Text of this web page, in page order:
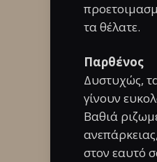
τα θέλατε.
Παρθένος
Δυστυχώς,
γίνουν
Βαθιά
στον εαυτό